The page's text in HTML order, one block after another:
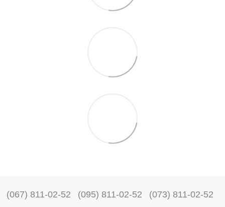
(067) 811-02-52 (095) 811-02-52 (073) 811-02-52